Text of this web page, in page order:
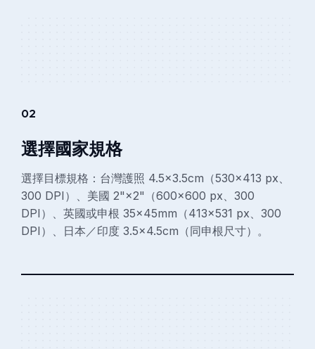
02
選擇國家規格
選擇目標規格：台灣護照 4.5×3.5cm（530×413 px、
300 DPI）、美國 2"×2"（600×600 px、300
DPI）、英國或申根 35×45mm（413×531 px、300
DPI）、日本／印度 3.5×4.5cm（同申根尺寸）。